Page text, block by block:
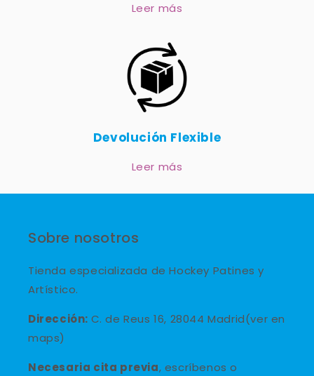
Leer más
Devolución Flexible
Leer más
Sobre nosotros
Tienda especializada de Hockey Patines y
Artístico.
Dirección: C. de Reus 16, 28044 Madrid(ver en
maps)
Necesaria cita previa, escríbenos o